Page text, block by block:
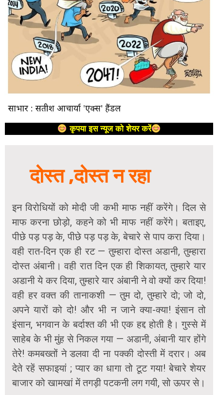
कृपया इस न्यूज को शेयर करें
दोस्त ,दोस्त न रहा
इन विरोधियों को मोदी जी कभी माफ नहीं करेंगे। दिल से
माफ करना छोड़ो, कहने को भी माफ नहीं करेंगे। बताइए,
पीछे पड़ पड़ के, पीछे पड़ पड़ के, बेचारे से पाप करा दिया।
वही रात-दिन एक ही रट — तुम्हारा दोस्त अडानी, तुम्हारा
दोस्त अंबानी। वही रात दिन एक ही शिकायत, तुम्हारे यार
अडानी ये कर दिया, तुम्हारे यार अंबानी ने वो क्यों कर दिया!
वही हर वक्त की तानाकशी — तुम दो, तुम्हारे दो; जो दो,
अपने यारों को दो! और भी न जाने क्या-क्या! इंसान तो
इंसान, भगवान के बर्दाश्त की भी एक हद्द होती है। गुस्से में
साहेब के भी मुंह से निकल गया — अडानी, अंबानी यार होंगे
तेरे! कमबख्तों ने डलवा दी ना पक्की दोस्ती में दरार। अब
देते रहें सफाइयां ; प्यार का धागा तो टूट गया! बेचारे शेयर
बाजार को खामखां में तगड़ी पटकनी लग गयी, सो ऊपर से।